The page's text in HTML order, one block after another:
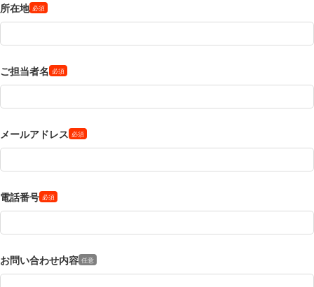
所在地
ご担当者名
メールアドレス
電話番号
お問い合わせ内容